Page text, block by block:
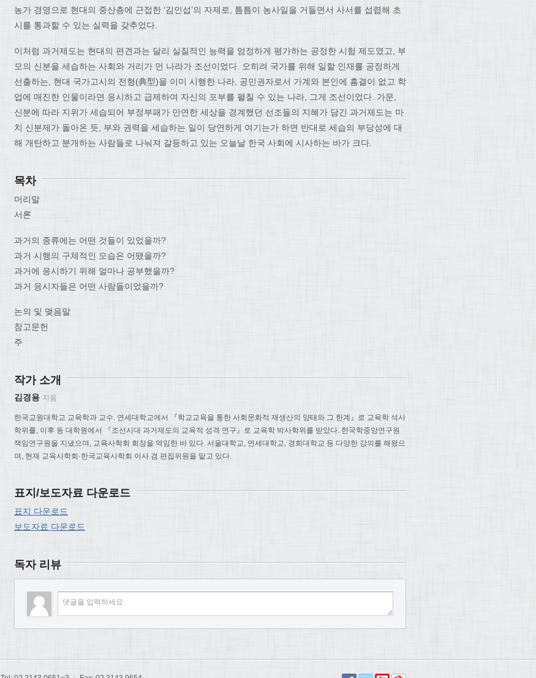
농가 경영으로 현대의 중산층에 근접한 ‘김인섭’의 자제로, 틈틈이 농사일을 거들면서 사서를 섭렵해 초
시를 통과할 수 있는 실력을 갖추었다.
이처럼 과거제도는 현대의 편견과는 달리 실질적인 능력을 엄정하게 평가하는 공정한 시험 제도였고, 부
모의 신분을 세습하는 사회와 거리가 먼 나라가 조선이었다. 오히려 국가를 위해 일할 인재를 공정하게
선출하는, 현대 국가고시의 전형(典型)을 이미 시행한 나라, 공민권자로서 가계와 본인에 흠결이 없고 학
업에 매진한 인물이라면 응시하고 급제하여 자신의 포부를 펼칠 수 있는 나라, 그게 조선이었다. 가문,
신분에 따라 지위가 세습되어 부정부패가 만연한 세상을 경계했던 선조들의 지혜가 담긴 과거제도는 마
치 신분제가 돌아온 듯, 부와 권력을 세습하는 일이 당연하게 여기는가 하면 반대로 세습의 부당성에 대
해 개탄하고 분개하는 사람들로 나눠져 갈등하고 있는 오늘날 한국 사회에 시사하는 바가 크다.
목차
머리말
서론
과거의 종류에는 어떤 것들이 있었을까?
과거 시행의 구체적인 모습은 어땠을까?
과거에 응시하기 위해 얼마나 공부했을까?
과거 응시자들은 어떤 사람들이었을까?
논의 및 맺음말
참고문헌
주
작가 소개
김경용 지음
한국교원대학교 교육학과 교수. 연세대학교에서 『학교교육을 통한 사회문화적 재생산의 양태와 그 한계』로 교육학 석사
학위를, 이후 동 대학원에서 『조선시대 과거제도의 교육적 성격 연구』로 교육학 박사학위를 받았다. 한국학중앙연구원
책임연구원을 지냈으며, 교육사학회 회장을 역임한 바 있다. 서울대학교, 연세대학교, 경희대학교 등 다양한 강의를 해왔으
며, 현재 교육사학회·한국교육사학회 이사 겸 편집위원을 맡고 있다.
표지/보도자료 다운로드
표지 다운로드
보도자료 다운로드
독자 리뷰